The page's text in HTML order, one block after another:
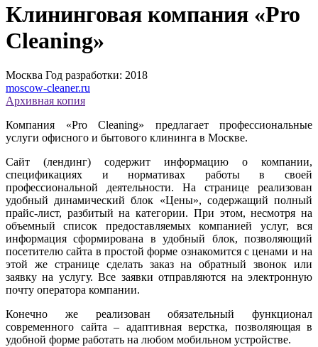
Клининговая компания «Pro
Cleaning»
Москва Год разработки: 2018
moscow-cleaner.ru
Архивная копия
Компания «Pro Cleaning» предлагает профессиональные
услуги офисного и бытового клининга в Москве.
Сайт (лендинг) содержит информацию о компании,
спецификациях и нормативах работы в своей
профессиональной деятельности. На странице реализован
удобный динамический блок «Цены», содержащий полный
прайс-лист, разбитый на категории. При этом, несмотря на
объемный список предоставляемых компанией услуг, вся
информация сформирована в удобный блок, позволяющий
посетителю сайта в простой форме ознакомится с ценами и на
этой же странице сделать заказ на обратный звонок или
заявку на услугу. Все заявки отправляются на электронную
почту оператора компании.
Конечно же реализован обязательный функционал
современного сайта – адаптивная верстка, позволяющая в
удобной форме работать на любом мобильном устройстве.